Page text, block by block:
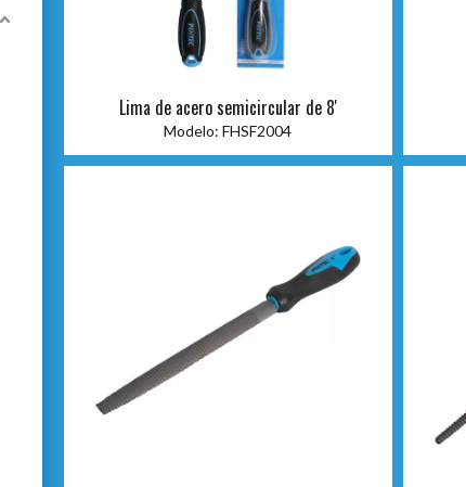
Lima de acero semicircular de 8'
Modelo: FHSF2004